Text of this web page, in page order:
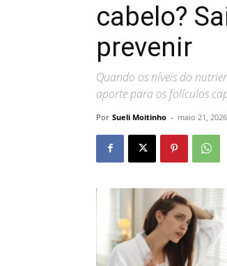
cabelo?
prevenir
Quando os níveis do
aporte para os folículos
Por Sueli Moitinho - maio 21, 2026